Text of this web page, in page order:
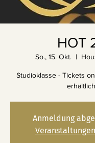
HOT
So., 15. Okt.
  |
Studioklasse - Tickets
Anmeldung